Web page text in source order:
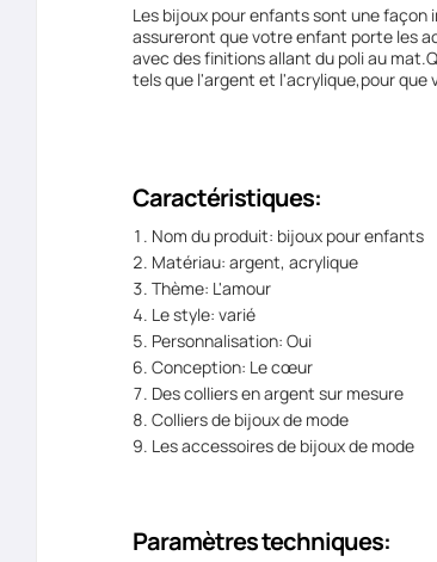
Les bijoux pour enfants sont une
assureront que votre enfant porte les
avec des finitions allant du poli au
tels que l'argent et l'acrylique,pour que
Caractéristiques:
Nom du produit: bijoux pour enfants
Matériau: argent, acrylique
Thème: L'amour
Le style: varié
Personnalisation: Oui
Conception: Le cœur
Des colliers en argent sur mesure
Colliers de bijoux de mode
Les accessoires de bijoux de mode
Paramètres techniques: